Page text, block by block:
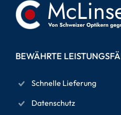
BEWÄHRTE
Schnelle Lieferung
Datenschutz